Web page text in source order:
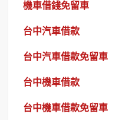
機車借錢免留車
台中汽車借款
台中汽車借款免留車
台中機車借款
台中機車借款免留車